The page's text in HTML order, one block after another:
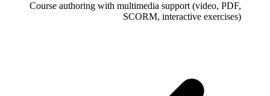
Course authoring with multimedia support (video, PDF,
SCORM, interactive exercises)